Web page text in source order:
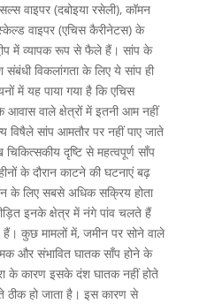
वाइपर (दबोइया रसेली), कॉमन
वाइपर (एचिस कैरीनेटस) के
में व्यापक रूप से फैले हैं। सांप के
संबंधी विकलांगता के लिए ये सांप ही
में यह पाया गया है कि एचिस
वाले क्षेत्रों में इतनी आम नहीं
विषैले सांप आमतौर पर नहीं पाए जाते
दृष्टि से महत्वपूर्ण साँप
के दौरान काटने की घटनाएं बढ़
के लिए सबसे अधिक सक्रिय होता
इनके क्षेत्र में नंगे पांव चलते हैं
कुछ मामलों में, जमीन पर सोने वाले
और संभावित घातक साँप होने के
के कारण इसके दंश घातक नहीं होते
ठीक हो जाता है। इस कारण से